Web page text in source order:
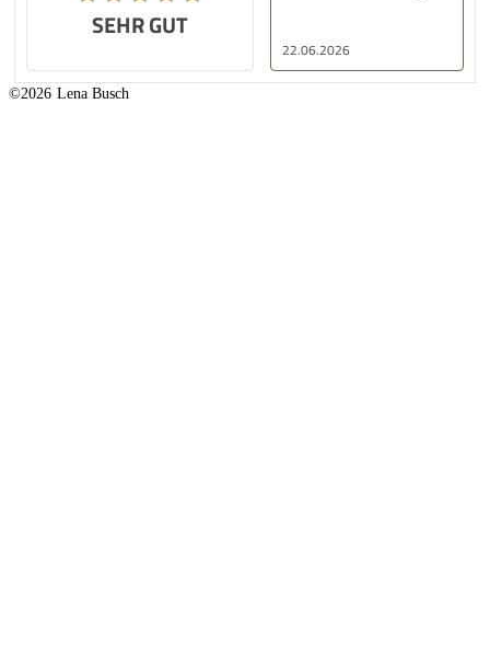
SEHR GUT
22.06.2026
©2026 Lena Busch